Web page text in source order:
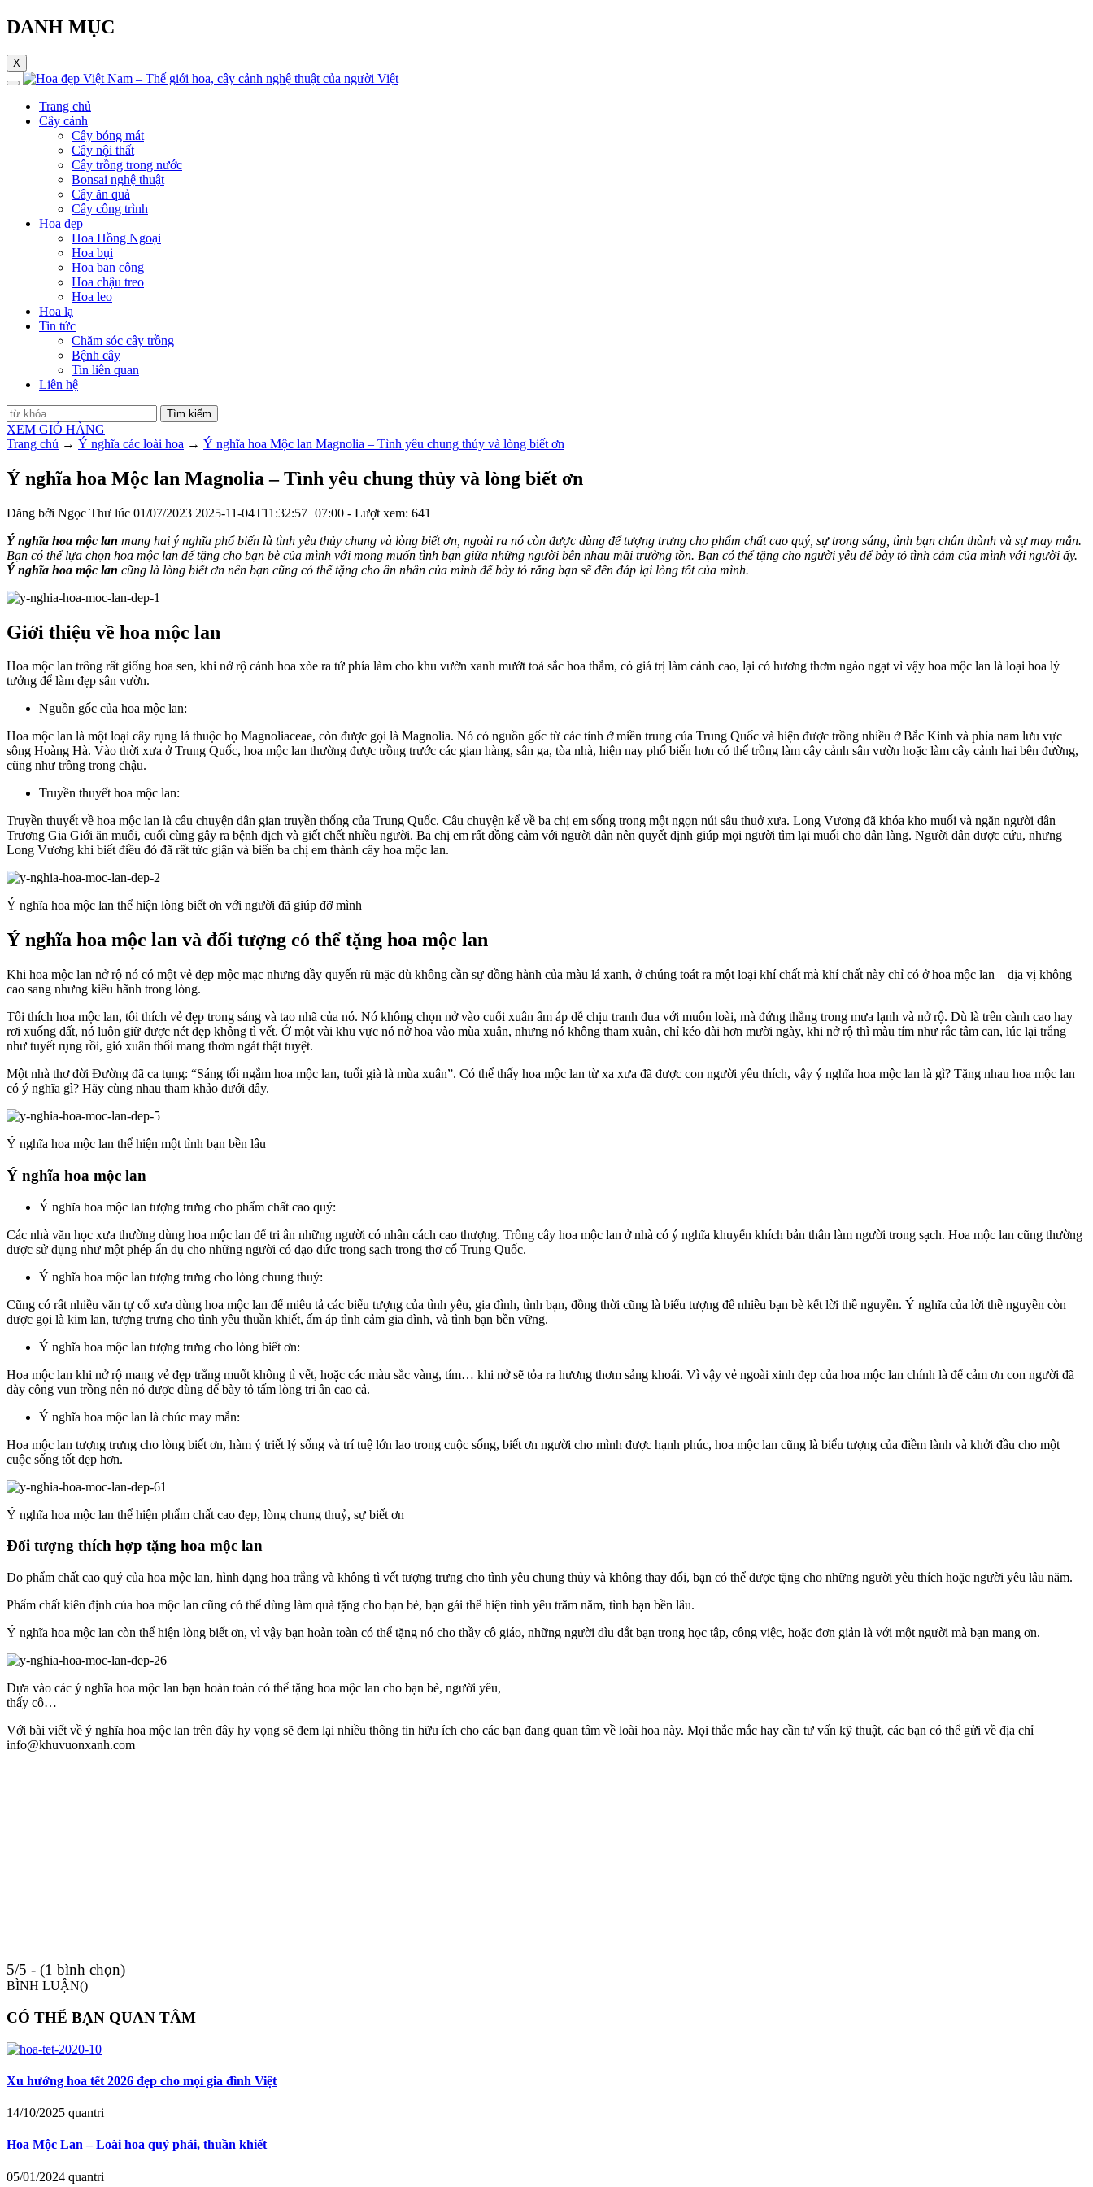
DANH MỤC
X
Trang chủ
Cây cảnh
Cây bóng mát
Cây nội thất
Cây trồng trong nước
Bonsai nghệ thuật
Cây ăn quả
Cây công trình
Hoa đẹp
Hoa Hồng Ngoại
Hoa bụi
Hoa ban công
Hoa chậu treo
Hoa leo
Hoa lạ
Tin tức
Chăm sóc cây trồng
Bệnh cây
Tin liên quan
Liên hệ
Tìm kiếm
XEM GIỎ HÀNG
Trang chủ → Ý nghĩa các loài hoa → Ý nghĩa hoa Mộc lan Magnolia – Tình yêu chung thủy và lòng biết ơn
Ý nghĩa hoa Mộc lan Magnolia – Tình yêu chung thủy và lòng biết ơn
Đăng bởi Ngọc Thư lúc 01/07/2023 2025-11-04T11:32:57+07:00 - Lượt xem: 641
Ý nghĩa hoa mộc lan mang hai ý nghĩa phổ biến là tình yêu thủy chung và lòng biết ơn, ngoài ra nó còn được dùng để tượng trưng cho phẩm chất cao quý, sự trong sáng, tình bạn chân thành và sự may mắn.
Bạn có thể lựa chọn hoa mộc lan để tặng cho bạn bè của mình với mong muốn tình bạn giữa những người bên nhau mãi trường tồn. Bạn có thể tặng cho người yêu để bày tỏ tình cảm của mình với người ấy.
Ý nghĩa hoa mộc lan cũng là lòng biết ơn nên bạn cũng có thể tặng cho ân nhân của mình để bày tỏ rằng bạn sẽ đền đáp lại lòng tốt của mình.
Giới thiệu về hoa mộc lan
Hoa mộc lan trông rất giống hoa sen, khi nở rộ cánh hoa xòe ra tứ phía làm cho khu vườn xanh mướt toả sắc hoa thắm, có giá trị làm cảnh cao, lại có hương thơm ngào ngạt vì vậy hoa mộc lan là loại hoa lý
tưởng để làm đẹp sân vườn.
Nguồn gốc của hoa mộc lan:
Hoa mộc lan là một loại cây rụng lá thuộc họ Magnoliaceae, còn được gọi là Magnolia. Nó có nguồn gốc từ các tỉnh ở miền trung của Trung Quốc và hiện được trồng nhiều ở Bắc Kinh và phía nam lưu vực
sông Hoàng Hà. Vào thời xưa ở Trung Quốc, hoa mộc lan thường được trồng trước các gian hàng, sân ga, tòa nhà, hiện nay phổ biến hơn có thể trồng làm cây cảnh sân vườn hoặc làm cây cảnh hai bên đường,
cũng như trồng trong chậu.
Truyền thuyết hoa mộc lan:
Truyền thuyết về hoa mộc lan là câu chuyện dân gian truyền thống của Trung Quốc. Câu chuyện kể về ba chị em sống trong một ngọn núi sâu thuở xưa. Long Vương đã khóa kho muối và ngăn người dân
Trương Gia Giới ăn muối, cuối cùng gây ra bệnh dịch và giết chết nhiều người. Ba chị em rất đồng cảm với người dân nên quyết định giúp mọi người tìm lại muối cho dân làng. Người dân được cứu, nhưng
Long Vương khi biết điều đó đã rất tức giận và biến ba chị em thành cây hoa mộc lan.
Ý nghĩa hoa mộc lan thể hiện lòng biết ơn với người đã giúp đỡ mình
Ý nghĩa hoa mộc lan và đối tượng có thể tặng hoa mộc lan
Khi hoa mộc lan nở rộ nó có một vẻ đẹp mộc mạc nhưng đầy quyến rũ mặc dù không cần sự đồng hành của màu lá xanh, ở chúng toát ra một loại khí chất mà khí chất này chỉ có ở hoa mộc lan – địa vị không
cao sang nhưng kiêu hãnh trong lòng.
Tôi thích hoa mộc lan, tôi thích vẻ đẹp trong sáng và tao nhã của nó. Nó không chọn nở vào cuối xuân ấm áp dễ chịu tranh đua với muôn loài, mà đứng thẳng trong mưa lạnh và nở rộ. Dù là trên cành cao hay
rơi xuống đất, nó luôn giữ được nét đẹp không tì vết. Ở một vài khu vực nó nở hoa vào mùa xuân, nhưng nó không tham xuân, chỉ kéo dài hơn mười ngày, khi nở rộ thì màu tím như rắc tâm can, lúc lại trắng
như tuyết rụng rồi, gió xuân thổi mang thơm ngát thật tuyệt.
Một nhà thơ đời Đường đã ca tụng: “Sáng tối ngắm hoa mộc lan, tuổi già là mùa xuân”. Có thể thấy hoa mộc lan từ xa xưa đã được con người yêu thích, vậy ý nghĩa hoa mộc lan là gì? Tặng nhau hoa mộc lan
có ý nghĩa gì? Hãy cùng nhau tham khảo dưới đây.
Ý nghĩa hoa mộc lan thể hiện một tình bạn bền lâu
Ý nghĩa hoa mộc lan
Ý nghĩa hoa mộc lan tượng trưng cho phẩm chất cao quý:
Các nhà văn học xưa thường dùng hoa mộc lan để tri ân những người có nhân cách cao thượng. Trồng cây hoa mộc lan ở nhà có ý nghĩa khuyến khích bản thân làm người trong sạch. Hoa mộc lan cũng thường
được sử dụng như một phép ẩn dụ cho những người có đạo đức trong sạch trong thơ cổ Trung Quốc.
Ý nghĩa hoa mộc lan tượng trưng cho lòng chung thuỷ:
Cũng có rất nhiều văn tự cổ xưa dùng hoa mộc lan để miêu tả các biểu tượng của tình yêu, gia đình, tình bạn, đồng thời cũng là biểu tượng để nhiều bạn bè kết lời thề nguyền. Ý nghĩa của lời thề nguyền còn
được gọi là kim lan, tượng trưng cho tình yêu thuần khiết, ấm áp tình cảm gia đình, và tình bạn bền vững.
Ý nghĩa hoa mộc lan tượng trưng cho lòng biết ơn:
Hoa mộc lan khi nở rộ mang vẻ đẹp trắng muốt không tì vết, hoặc các màu sắc vàng, tím… khi nở sẽ tỏa ra hương thơm sảng khoái. Vì vậy vẻ ngoài xinh đẹp của hoa mộc lan chính là để cảm ơn con người đã
dày công vun trồng nên nó được dùng để bày tỏ tấm lòng tri ân cao cả.
Ý nghĩa hoa mộc lan là chúc may mắn:
Hoa mộc lan tượng trưng cho lòng biết ơn, hàm ý triết lý sống và trí tuệ lớn lao trong cuộc sống, biết ơn người cho mình được hạnh phúc, hoa mộc lan cũng là biểu tượng của điềm lành và khởi đầu cho một
cuộc sống tốt đẹp hơn.
Ý nghĩa hoa mộc lan thể hiện phẩm chất cao đẹp, lòng chung thuỷ, sự biết ơn
Đối tượng thích hợp tặng hoa mộc lan
Do phẩm chất cao quý của hoa mộc lan, hình dạng hoa trắng và không tì vết tượng trưng cho tình yêu chung thủy và không thay đổi, bạn có thể được tặng cho những người yêu thích hoặc người yêu lâu năm.
Phẩm chất kiên định của hoa mộc lan cũng có thể dùng làm quà tặng cho bạn bè, bạn gái thể hiện tình yêu trăm năm, tình bạn bền lâu.
Ý nghĩa hoa mộc lan còn thể hiện lòng biết ơn, vì vậy bạn hoàn toàn có thể tặng nó cho thầy cô giáo, những người dìu dắt bạn trong học tập, công việc, hoặc đơn giản là với một người mà bạn mang ơn.
Dựa vào các ý nghĩa hoa mộc lan bạn hoàn toàn có thể tặng hoa mộc lan cho bạn bè, người yêu,
thấy cô…
Với bài viết về ý nghĩa hoa mộc lan trên đây hy vọng sẽ đem lại nhiều thông tin hữu ích cho các bạn đang quan tâm về loài hoa này. Mọi thắc mắc hay cần tư vấn kỹ thuật, các bạn có thể gửi về địa chỉ
info@khuvuonxanh.com
5/5 - (1 bình chọn)
BÌNH LUẬN()
CÓ THỂ BẠN QUAN TÂM
Xu hướng hoa tết 2026 đẹp cho mọi gia đình Việt
14/10/2025 quantri
Hoa Mộc Lan – Loài hoa quý phái, thuần khiết
05/01/2024 quantri